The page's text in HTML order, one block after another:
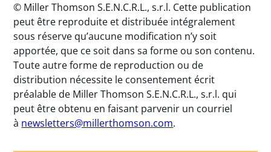
© Miller Thomson S.E.N.C.R.L., s.r.l. Cette publication
peut être reproduite et distribuée intégralement
sous réserve qu’aucune modification n’y soit
apportée, que ce soit dans sa forme ou son contenu.
Toute autre forme de reproduction ou de
distribution nécessite le consentement écrit
préalable de Miller Thomson S.E.N.C.R.L., s.r.l. qui
peut être obtenu en faisant parvenir un courriel
à newsletters@millerthomson.com.